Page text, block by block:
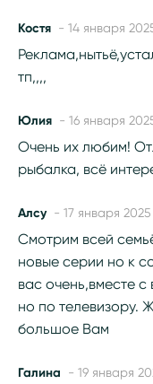
Костя - 14 января
тп,,,,
Юлия - 16 января
Очень их любим!
рыбалка, всё
Алсу - 17 января
Смотрим всей
новые серии но к
вас очень,вместе
но по телевизору.
большое Вам
Галина - 19 января